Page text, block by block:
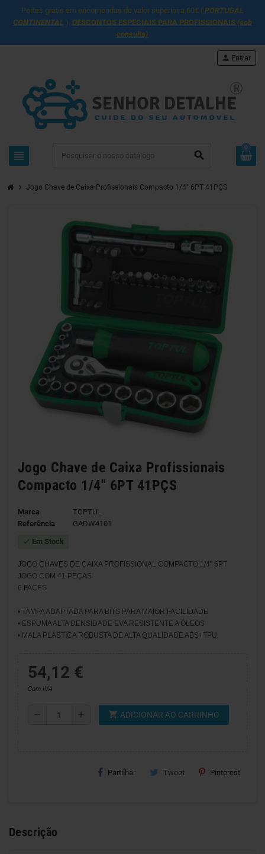
Portes grátis em encomendas de valor superior a 60€ ( PORTUGAL
CONTINENTAL ). DESCONTOS ESPECIAIS PARA PROFISSIONAIS (sob
consulta)
view_headline search
person Entrar
0
chevron_right Jogo Chave de Caixa Profissionais Compacto 1/4" 6PT 41PÇS
Jogo Chave de Caixa Profissionais
Compacto 1/4" 6PT 41PÇS
Marca
TOPTUL
Referência
GADW4101
check Em Stock
JOGO CHAVES DE CAIXA PROFISSIONAL COMPACTO 1/4" 6PT
JOGO COM 41 PEÇAS
6 FACES
• TAMPA ADAPTADA PARA BITS PARA MAIOR FACILIDADE
• ESPUMA ALTA DENSIDADE EVA RESISTENTE A ÓLEOS
• MALA PLÁSTICA ROBUSTA DE ALTA QUALIDADE ABS+TPU
54,12 €
Com IVA
remove add shopping_cart ADICIONAR AO CARRINHO
Partilhar Tweet Pinterest
Descrição